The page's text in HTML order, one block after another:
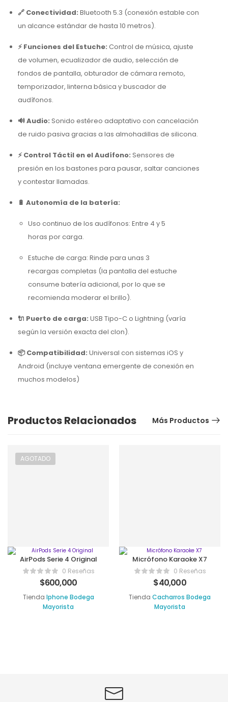
🔗 Conectividad: Bluetooth 5.3 (conexión estable con
un alcance estándar de hasta 10 metros).
⚡ Funciones del Estuche: Control de música, ajuste
de volumen, ecualizador de audio, selección de
fondos de pantalla, obturador de cámara remoto,
temporizador, linterna básica y buscador de
audífonos.
🔊 Audio: Sonido estéreo adaptativo con cancelación
de ruido pasiva gracias a las almohadillas de silicona.
⚡ Control Táctil en el Audífono: Sensores de
presión en los bastones para pausar, saltar canciones
y contestar llamadas.
🔋 Autonomía de la batería:
Uso continuo de los audífonos: Entre 4 y 5
horas por carga.
Estuche de carga: Rinde para unas 3
recargas completas (la pantalla del estuche
consume batería adicional, por lo que se
recomienda moderar el brillo).
🔌 Puerto de carga: USB Tipo-C o Lightning (varía
según la versión exacta del clon).
📦 Compatibilidad: Universal con sistemas iOS y
Android (incluye ventana emergente de conexión en
muchos modelos)
Productos Relacionados Más Productos
AGOTADO
AirPods Serie 4 Original
0 Reseñas
$600,000
Tienda Iphone Bodega
Mayorista
Micrófono Karaoke X7
0 Reseñas
$40,000
Tienda Cacharros Bodega
Mayorista